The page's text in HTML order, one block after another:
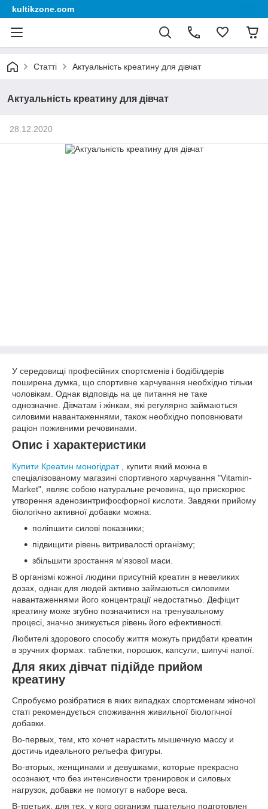
kultikzone.com
Статті Актуальність креатину для дівчат
Актуальність креатину для дівчат
28.12.2020
У середовищі професійних спортсменів і бодібілдерів
поширена думка, що спортивне харчування необхідно тільки
чоловікам. Однак відповідь на це питання не таке
однозначне. Дівчатам і жінкам, які регулярно займаються
силовими навантаженнями, також необхідно поповнювати
раціон поживними речовинами.
Опис і характеристики
Купити Креатин моногідрат
, купити який можна в
спеціалізованому магазині спортивного харчування "Vitamin-
Market", являє собою натуральне речовина, що прискорює
утворення аденозинтрифосфорної кислоти. Завдяки прийому
біологічно активної добавки можна:
поліпшити силові показники;
підвищити рівень витривалості організму;
збільшити зростання м'язової маси.
В організмі кожної людини присутній креатин в невеликих
дозах, однак для людей активно займаються силовими
навантаженнями його концентрації недостатньо. Дефіцит
креатину може згубно позначитися на тренувальному
процесі, значно знижується рівень його ефективності.
Любителі здорового способу життя можуть придбати креатин
в зручних формах: таблетки, порошок, капсули, шипучі напої.
Для яких дівчат підійде прийом
креатину
Спробуємо розібратися в яких випадках спортсменам жіночої
статі рекомендується споживання живильної біологічної
добавки.
Во-первых, тем, кто хочет нарастить мышечную массу и
достичь идеального рельефа фигуры.
Во-вторых, женщинами и девушками, которые прекрасно
осознают, что без интенсивности тренировок и силовых
нагрузок, добавки не помогут в наборе веса.
В-третьих, для тех, у кого организм тщательно подготовлен